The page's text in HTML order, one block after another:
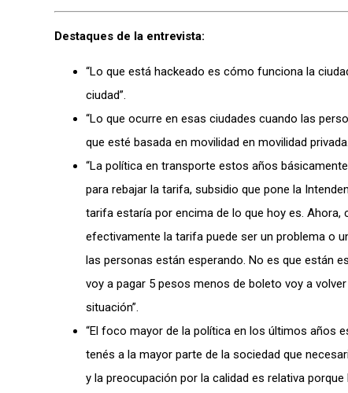
Destaques de la entrevista:
“Lo que está hackeado es cómo funciona la
ciudad”.
“Lo que ocurre en esas ciudades cuando las
que esté basada en movilidad en movilidad
“La política en transporte estos años
para rebajar la tarifa, subsidio que pone la
tarifa estaría por encima de lo que hoy es.
efectivamente la tarifa puede ser un problema o
las personas están esperando. No es que están
voy a pagar 5 pesos menos de boleto voy a
situación”.
“El foco mayor de la política en los últimos años
tenés a la mayor parte de la sociedad que
y la preocupación por la calidad es relativa